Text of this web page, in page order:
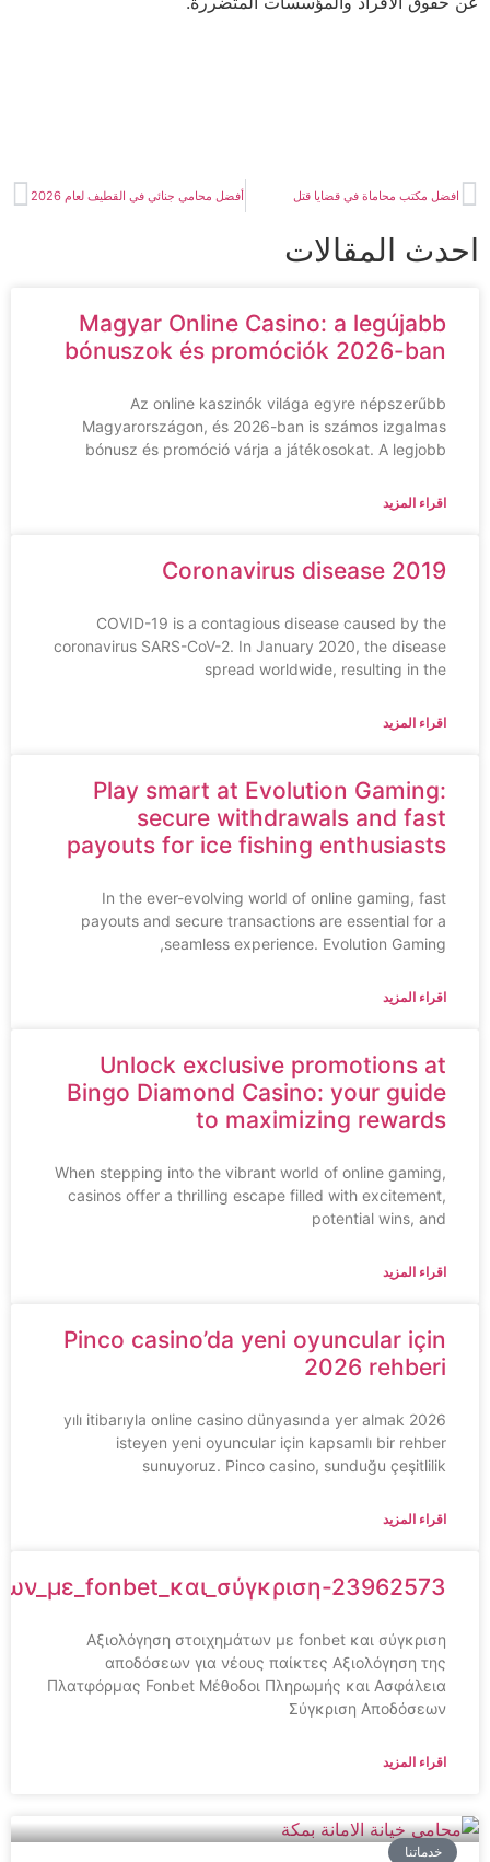
مكتب محاماة في قضايا قتل أفضل محامي جنائي في القطيف لعام 2026
المقالات
Magyar Online Casino: a legújabb
bónuszok és promóciók 2026-ban
Az online kaszinók világa egyre népszerűbb
Magyarországon, és 2026-ban is számos izgalmas
bónusz és promóció várja a játékosokat. A legjobb
اقراء المزيد
Coronavirus disease 2019
COVID-19 is a contagious disease caused by the
coronavirus SARS-CoV-2. In January 2020, the disease
spread worldwide, resulting in the
اقراء المزيد
Play smart at Evolution Gaming:
secure withdrawals and fast
payouts for ice fishing enthusiasts
In the ever-evolving world of online gaming, fast
payouts and secure transactions are essential for a
seamless experience. Evolution Gaming,
اقراء المزيد
Unlock exclusive promotions at
Bingo Diamond Casino: your guide
to maximizing rewards
When stepping into the vibrant world of online gaming,
casinos offer a thrilling escape filled with excitement,
potential wins, and
اقراء المزيد
Pinco casino’da yeni oyuncular için
2026 rehberi
2026 yılı itibarıyla online casino dünyasında yer almak
isteyen yeni oyuncular için kapsamlı bir rehber
sunuyoruz. Pinco casino, sunduğu çeşitlilik
اقراء المزيد
23962573
Αξιολόγηση στοιχημάτων με fonbet και σύγκριση
αποδόσεων για νέους παίκτες Αξιολόγηση της
Πλατφόρμας Fonbet Μέθοδοι Πληρωμής και Ασφάλεια
Σύγκριση Αποδόσεων
اقراء المزيد
خدماتنا